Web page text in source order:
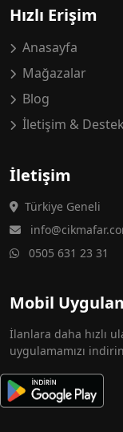
Hızlı Erişim
Anasayfa
Mağazalar
Blog
İletişim & Destek
İletişim
Türkiye Geneli
0505 631 23 31
Mobil
İlanlara daha hızlı
uygulamamızı